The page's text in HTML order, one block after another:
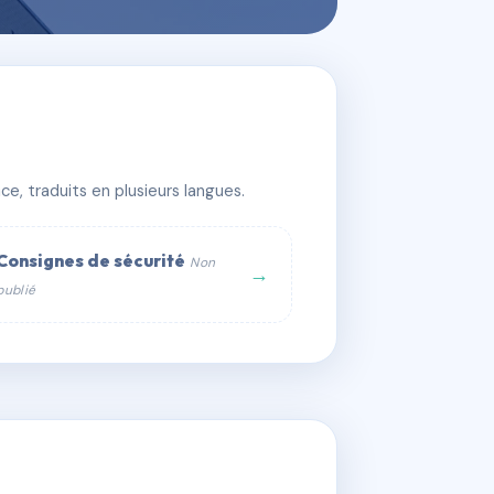
traduits en plusieurs langues.
de sécurité Non
→